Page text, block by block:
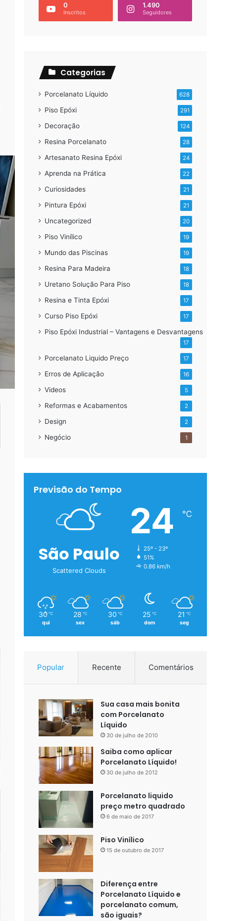
0
Inscritos
1.490
Seguidores
Categorias
Porcelanato Líquido 628
Piso Epóxi 291
Decoração 124
Resina Porcelanato 28
Artesanato Resina Epóxi 24
Aprenda na Prática 22
Curiosidades 21
Pintura Epóxi 21
Uncategorized 20
Piso Vinílico 19
Mundo das Piscinas 19
Resina Para Madeira 18
Uretano Solução Para Piso 18
Resina e Tinta Epóxi 17
Curso Piso Epóxi 17
Piso Epóxi Industrial – Vantagens e Desvantagens
17
Porcelanato Liquido Preço 17
Erros de Aplicação 16
Videos 5
Reformas e Acabamentos 2
Design 2
Negócio 1
Previsão do Tempo
São Paulo
Scattered Clouds
24 ℃
25º - 23º
51%
0.86 km/h
30 ℃
qui
28 ℃
sex
30 ℃
sáb
25 ℃
dom
21 ℃
seg
Popular Recente Comentários
Sua casa mais bonita
com Porcelanato
Líquido
30 de julho de 2010
Saiba como aplicar
Porcelanato Líquido!
30 de julho de 2012
Porcelanato liquido
preço metro quadrado
6 de maio de 2017
Piso Vinílico
15 de outubro de 2017
Diferença entre
Porcelanato Líquido e
porcelanato comum,
são iguais?